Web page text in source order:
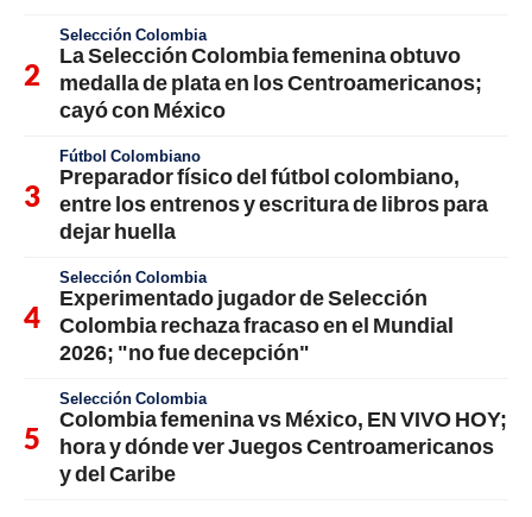
Selección Colombia
La Selección Colombia femenina obtuvo
medalla de plata en los Centroamericanos;
cayó con México
Fútbol Colombiano
Preparador físico del fútbol colombiano,
entre los entrenos y escritura de libros para
dejar huella
Selección Colombia
Experimentado jugador de Selección
Colombia rechaza fracaso en el Mundial
2026; "no fue decepción"
Selección Colombia
Colombia femenina vs México, EN VIVO HOY;
hora y dónde ver Juegos Centroamericanos
y del Caribe